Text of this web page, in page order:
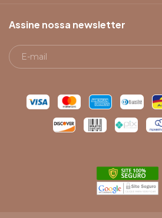
Assine nossa newsletter